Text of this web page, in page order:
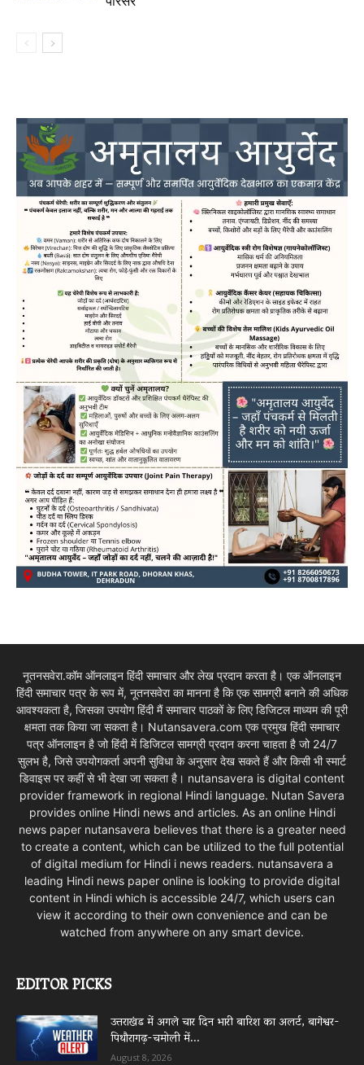
नूतनसवेरा.कॉम ऑनलाइन हिंदी समाचार और लेख प्रदान करता है। एक ऑनलाइन
हिंदी समाचार पत्र के रूप में, नूतनसवेरा का मानना है कि एक सामग्री बनाने की अधिक
आवश्यकता है, जिसका उपयोग हिंदी मैं समाचार पाठकों के लिए डिजिटल माध्यम की पूरी
क्षमता तक किया जा सकता है। Nutansavera.com एक प्रमुख हिंदी समाचार
पत्र ऑनलाइन है जो हिंदी में डिजिटल सामग्री प्रदान करना चाहता है जो 24/7
सुलभ है, जिसे उपयोगकर्ता अपनी सुविधा के अनुसार देख सकते हैं और किसी भी स्मार्ट
डिवाइस पर कहीं से भी देखा जा सकता है। nutansavera is digital content
provider framework in regional Hindi language. Nutan Savera
provides online Hindi news and articles. As an online Hindi
news paper nutansavera believes that there is a greater need
to create a content, which can be utilized to the full potential
of digital medium for Hindi i news readers. nutansavera a
leading Hindi news paper online is looking to provide digital
content in Hindi which is accessible 24/7, which users can
view it according to their own convenience and can be
watched from anywhere on any smart device.
EDITOR PICKS
उत्तराखंड में अगले चार दिन भारी बारिश का अलर्ट, बागेश्वर-
पिथौरागढ़-चमोली में...
August 8, 2026